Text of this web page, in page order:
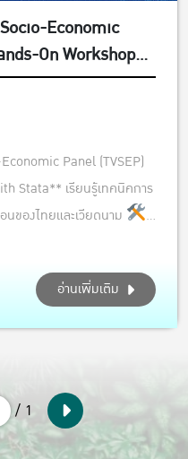
Economic
On Workshop
Panel (TVSEP)
Stata** เรียนรู้เทคนิคการ
ของไทยและเวียดนาม
และมหาวิทยาลัยพันธมิตรใน
อ่านเพิ่มเติม
/ 1